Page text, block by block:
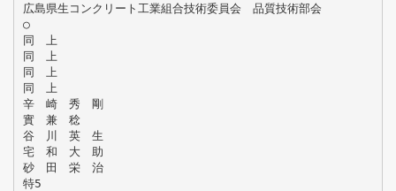
広島県生コンクリート工業組合技術委員会 品質技術部会
○
同 上
同 上
同 上
同 上
辛 崎 秀 剛
實 兼 稔
谷 川 英 生
宅 和 大 助
砂 田 栄 治
特5